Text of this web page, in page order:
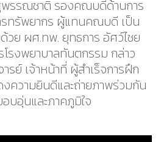
รรณชาติ รองคณบดีด้านการ
รทรัพยากร ผู้แทนคณบดี เป็น
วย ผศ.ทพ. ยุทธการ อัศว์ไชย
โรงพยาบาลทันตกรรม กล่าว
รย์ เจ้าหน้าที่ ผู้สำเร็จการฝึก
ความยินดีและถ่ายภาพร่วมกัน
บอุ่นและภาคภูมิใจ